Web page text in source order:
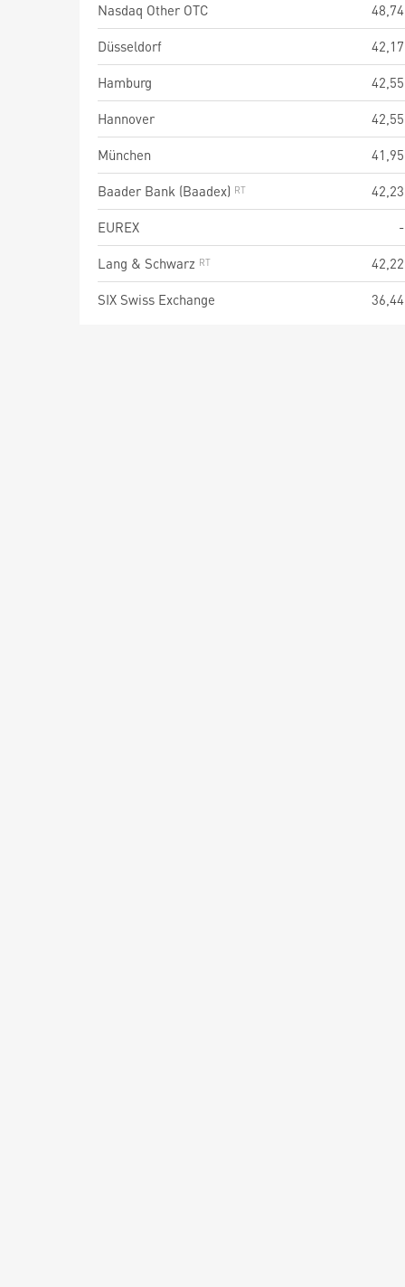
Nasdaq Other OTC
48,74
Düsseldorf
42,17
Hamburg
42,55
Hannover
42,55
München
41,95
Baader Bank (Baadex)
42,23
EUREX
-
Lang & Schwarz
42,22
SIX Swiss Exchange
36,44